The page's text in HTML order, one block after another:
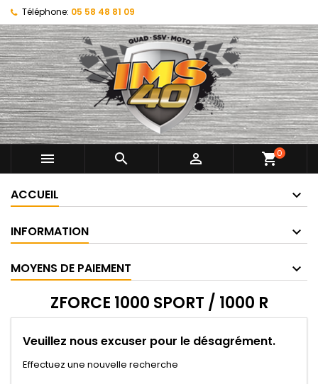
Téléphone: 05 58 48 81 09
   shopping_cart0
ACCUEIL
INFORMATION
MOYENS DE PAIEMENT
ZFORCE 1000 SPORT / 1000 R
Veuillez nous excuser pour le désagrément.
Effectuez une nouvelle recherche